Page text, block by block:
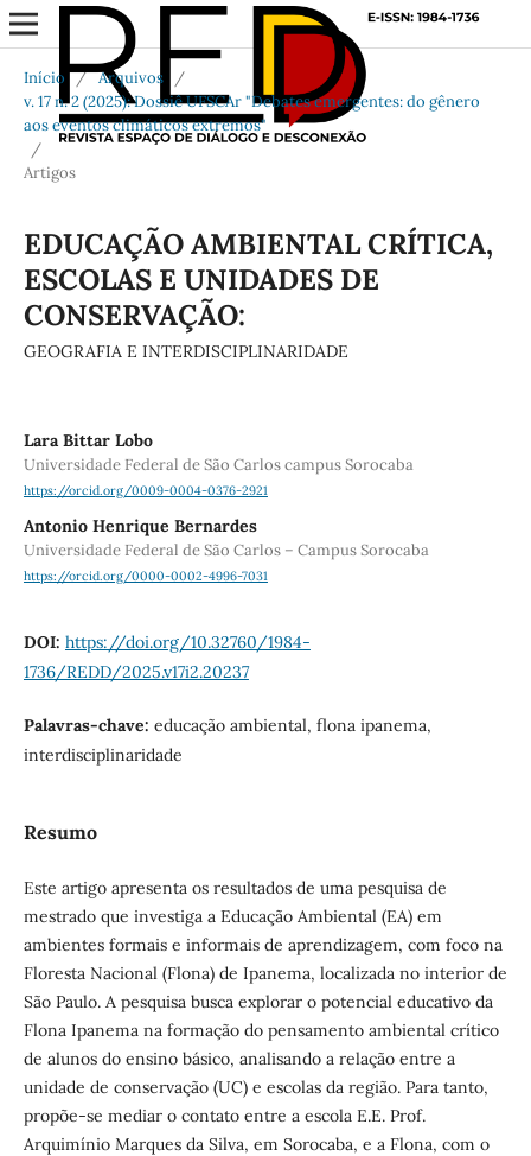
Início / Arquivos
/
v. 17 n. 2 (2025): Dossiê UFSCAr "Debates emergentes: do gênero
aos eventos climáticos extremos"
/
Artigos
EDUCAÇÃO AMBIENTAL CRÍTICA,
ESCOLAS E UNIDADES DE
CONSERVAÇÃO:
GEOGRAFIA E INTERDISCIPLINARIDADE
Lara Bittar Lobo
Universidade Federal de São Carlos campus Sorocaba
https://orcid.org/0009-0004-0376-2921
Antonio Henrique Bernardes
Universidade Federal de São Carlos – Campus Sorocaba
https://orcid.org/0000-0002-4996-7031
DOI: https://doi.org/10.32760/1984-
1736/REDD/2025.v17i2.20237
Palavras-chave: educação ambiental, flona ipanema,
interdisciplinaridade
Resumo
Este artigo apresenta os resultados de uma pesquisa de
mestrado que investiga a Educação Ambiental (EA) em
ambientes formais e informais de aprendizagem, com foco na
Floresta Nacional (Flona) de Ipanema, localizada no interior de
São Paulo. A pesquisa busca explorar o potencial educativo da
Flona Ipanema na formação do pensamento ambiental crítico
de alunos do ensino básico, analisando a relação entre a
unidade de conservação (UC) e escolas da região. Para tanto,
propõe-se mediar o contato entre a escola E.E. Prof.
Arquimínio Marques da Silva, em Sorocaba, e a Flona, com o